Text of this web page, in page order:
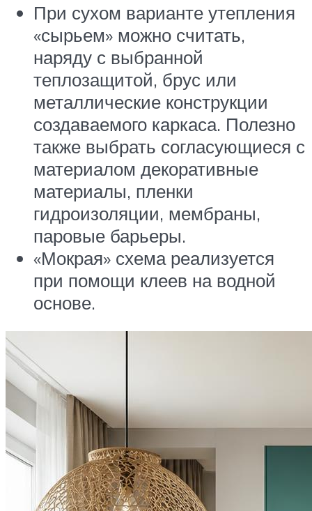
При сухом варианте утепления
«сырьем» можно считать,
наряду с выбранной
теплозащитой, брус или
металлические конструкции
создаваемого каркаса. Полезно
также выбрать согласующиеся с
материалом декоративные
материалы, пленки
гидроизоляции, мембраны,
паровые барьеры.
«Мокрая» схема реализуется
при помощи клеев на водной
основе.